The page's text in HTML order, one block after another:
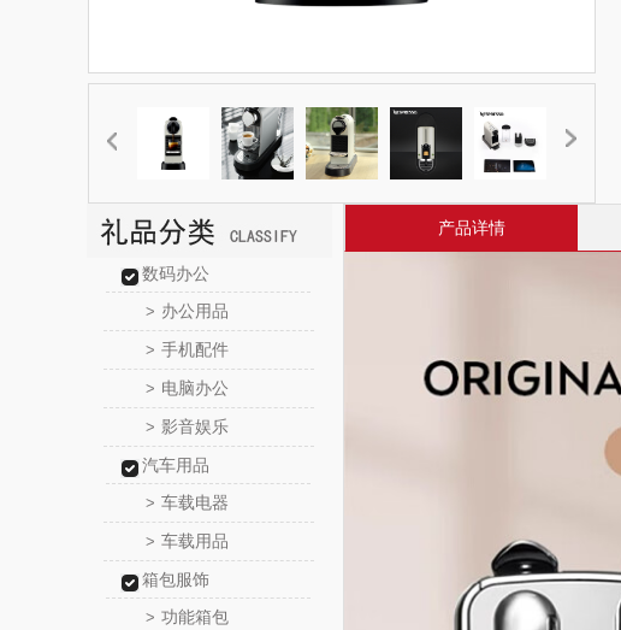
数码办公
> 办公用品
> 手机配件
> 电脑办公
> 影音娱乐
汽车用品
> 车载电器
> 车载用品
箱包服饰
> 功能箱包
产品详情